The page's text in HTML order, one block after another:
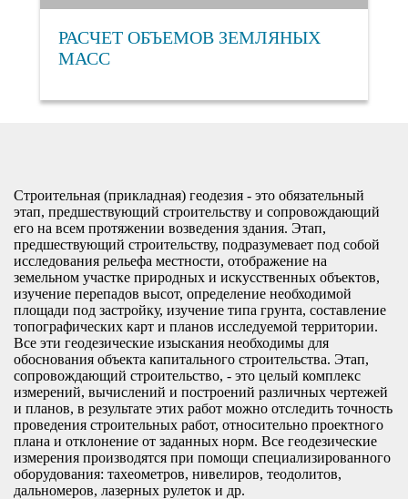
РАСЧЕТ ОБЪЕМОВ ЗЕМЛЯНЫХ
МАСС
Строительная (прикладная) геодезия - это обязательный
этап, предшествующий строительству и сопровождающий
его на всем протяжении возведения здания. Этап,
предшествующий строительству, подразумевает под собой
исследования рельефа местности, отображение на
земельном участке природных и искусственных объектов,
изучение перепадов высот, определение необходимой
площади под застройку, изучение типа грунта, составление
топографических карт и планов исследуемой территории.
Все эти геодезические изыскания необходимы для
обоснования объекта капитального строительства. Этап,
сопровождающий строительство, - это целый комплекс
измерений, вычислений и построений различных чертежей
и планов, в результате этих работ можно отследить точность
проведения строительных работ, относительно проектного
плана и отклонение от заданных норм. Все геодезические
измерения производятся при помощи специализированного
оборудования: тахеометров, нивелиров, теодолитов,
дальномеров, лазерных рулеток и др.